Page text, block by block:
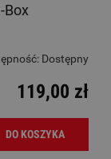
Box
Dostępny
119,00 zł
DO KOSZYKA